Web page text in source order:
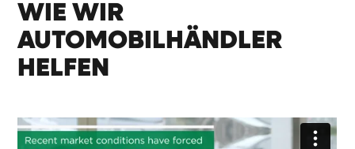
WIE WIR
AUTOMOBILHÄNDLER
HELFEN